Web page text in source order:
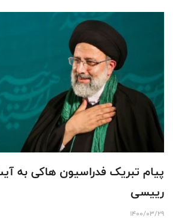
پیام تبریک فدراسیون ها‌کی به
رییسی
1400/03/29